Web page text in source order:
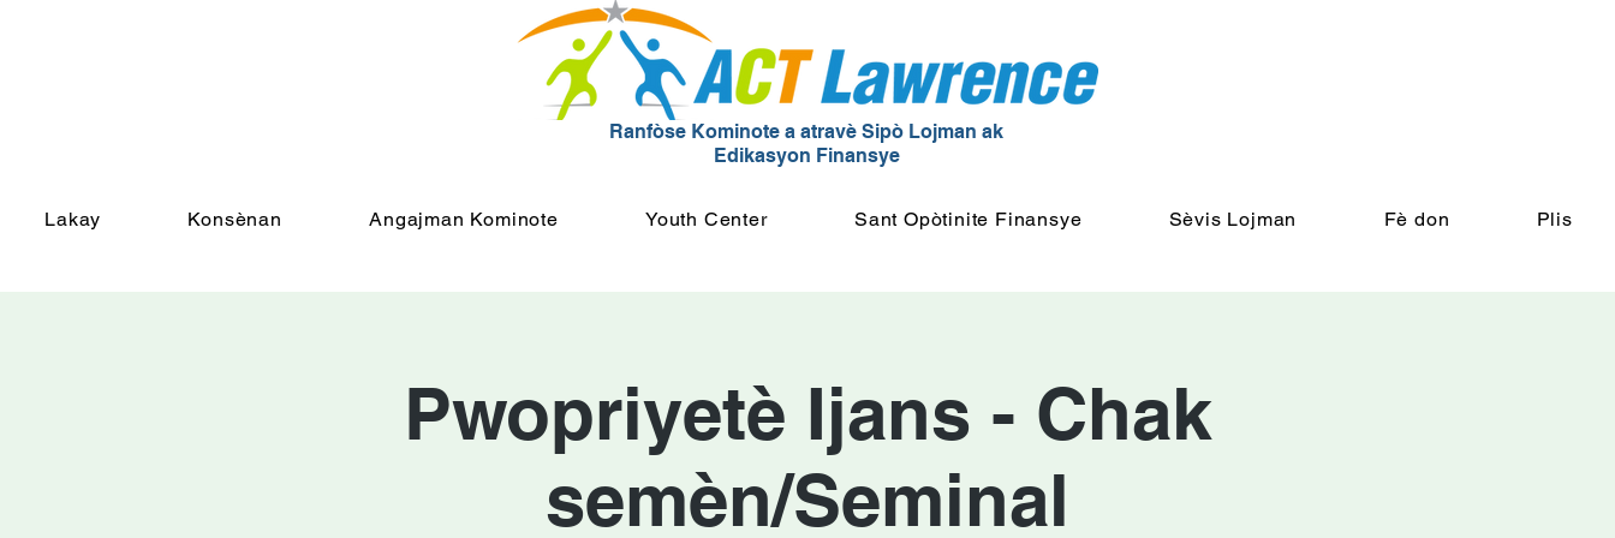
Ranfòse Kominote a atravè Sipò Lojman ak
Edikasyon Finansye
Lakay Konsènan Angajman Kominote Youth Center Sant Opòtinite Finansye Sèvis Lojman Fè don Plis
Pwopriyetè Ijans - Chak
semèn/Seminal